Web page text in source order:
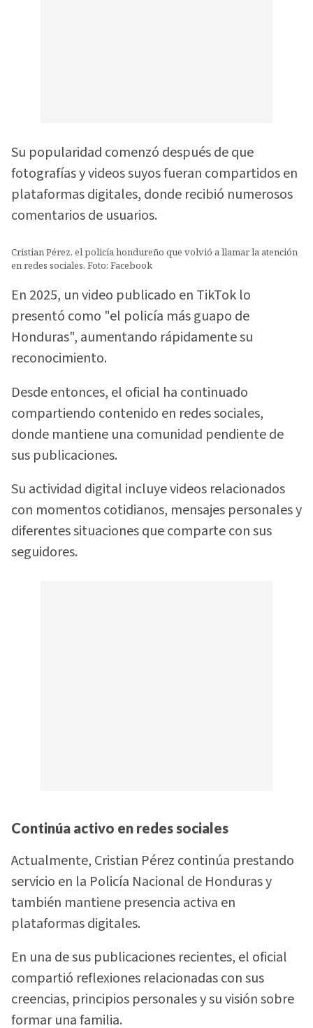
Su popularidad comenzó después de que
fotografías y videos suyos fueran compartidos en
plataformas digitales, donde recibió numerosos
comentarios de usuarios.
Cristian Pérez, el policía hondureño que volvió a llamar la atención
en redes sociales. Foto: Facebook
En 2025, un video publicado en TikTok lo
presentó como "el policía más guapo de
Honduras", aumentando rápidamente su
reconocimiento.
Desde entonces, el oficial ha continuado
compartiendo contenido en redes sociales,
donde mantiene una comunidad pendiente de
sus publicaciones.
Su actividad digital incluye videos relacionados
con momentos cotidianos, mensajes personales y
diferentes situaciones que comparte con sus
seguidores.
Continúa activo en redes sociales
Actualmente, Cristian Pérez continúa prestando
servicio en la Policía Nacional de Honduras y
también mantiene presencia activa en
plataformas digitales.
En una de sus publicaciones recientes, el oficial
compartió reflexiones relacionadas con sus
creencias, principios personales y su visión sobre
formar una familia.